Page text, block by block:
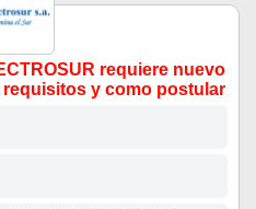
requiere nuevo
y como postular